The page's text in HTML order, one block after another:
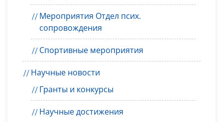
Мероприятия Отдел псих.
сопровождения
Спортивные мероприятия
Научные новости
Гранты и конкурсы
Научные достижения